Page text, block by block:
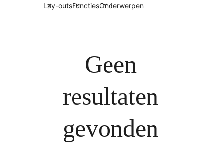
Lay-outsFunctiesOnderwerpen
Geen
resultaten
gevonden